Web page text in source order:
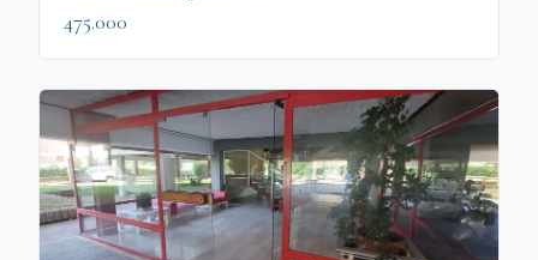
475.000